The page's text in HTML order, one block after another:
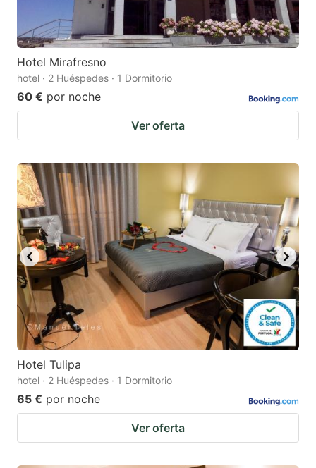
Hotel Mirafresno
hotel · 2 Huéspedes · 1 Dormitorio
60 € por noche
Ver oferta
Hotel Tulipa
hotel · 2 Huéspedes · 1 Dormitorio
65 € por noche
Ver oferta